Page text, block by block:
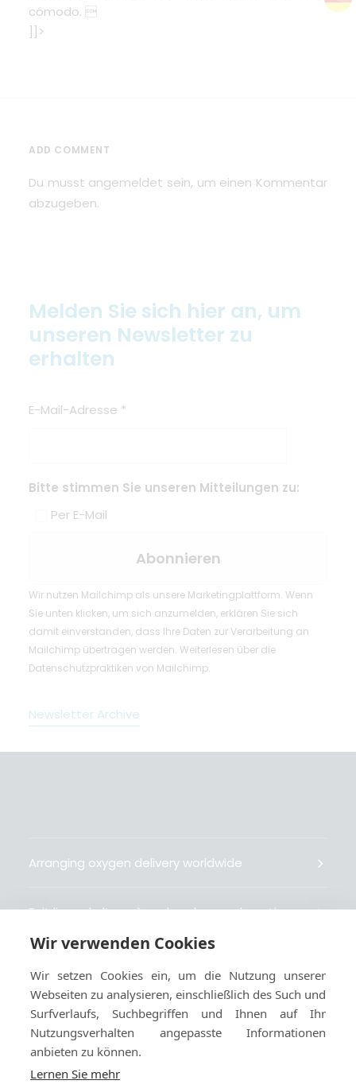
cómodo. 
]]>
ADD COMMENT
Du musst angemeldet sein, um einen Kommentar
abzugeben.
Melden Sie sich hier an, um
unseren Newsletter zu
erhalten
E-Mail-Adresse *
Bitte stimmen Sie unseren Mitteilungen zu:
Per E-Mail
Wir nutzen Mailchimp als unsere Marketingplattform. Wenn
Sie unten klicken, um sich anzumelden, erklären Sie sich
damit einverstanden, dass Ihre Daten zur Verarbeitung an
Mailchimp übertragen werden. Weiterlesen über die
Datenschutzpraktiken von Mailchimp.
Newsletter Archive
Arranging oxygen delivery worldwide
Fait livrer de l’oxygène dans le monde entier
Gestiona la entrega de oxígeno medicinal en el
mundo
Wir verwenden Cookies
Wir setzen Cookies ein, um die Nutzung unserer
Webseiten zu analysieren, einschließlich des Such und
Surfverlaufs, Suchbegriffen und Ihnen auf Ihr
Nutzungsverhalten angepasste Informationen
anbieten zu können.
Lernen Sie mehr